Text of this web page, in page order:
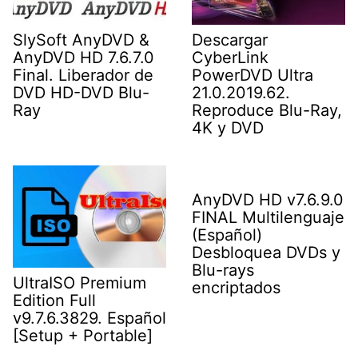
SlySoft AnyDVD &
AnyDVD HD 7.6.7.0
Final. Liberador de
DVD HD-DVD Blu-
Ray
Descargar
CyberLink
PowerDVD Ultra
21.0.2019.62.
Reproduce Blu-Ray,
4K y DVD
UltraISO Premium
Edition Full
v9.7.6.3829. Español
[Setup + Portable]
AnyDVD HD v7.6.9.0
FINAL Multilenguaje
(Español)
Desbloquea DVDs y
Blu-rays
encriptados